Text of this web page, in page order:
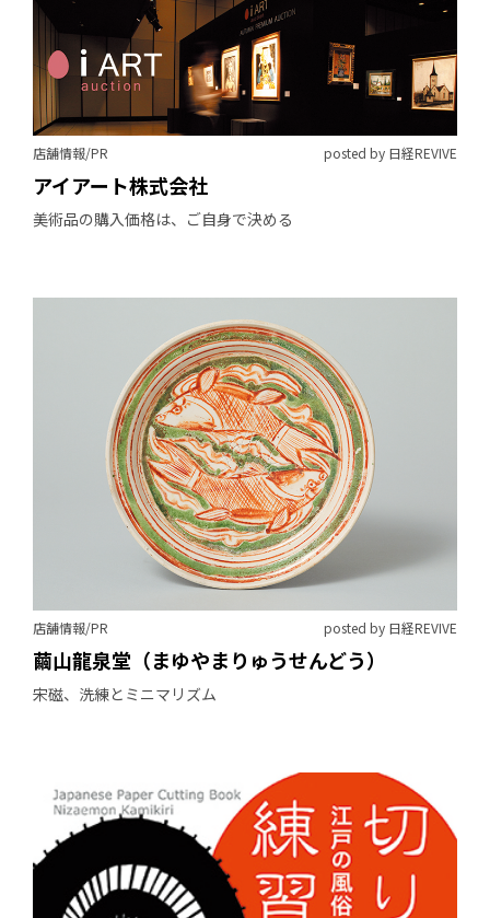
店舗情報/PR posted by 日経REVIVE
アイアート株式会社
美術品の購入価格は、ご自身で決める
店舗情報/PR posted by 日経REVIVE
繭山龍泉堂（まゆやまりゅうせんどう）
宋磁、洗練とミニマリズム